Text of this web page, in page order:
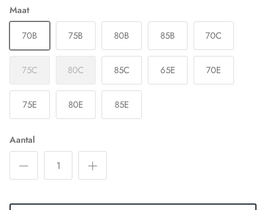
Maat
70B
75B 80B 85B 70C
75C 80C 85C 65E 70E
75E 80E 85E
Aantal